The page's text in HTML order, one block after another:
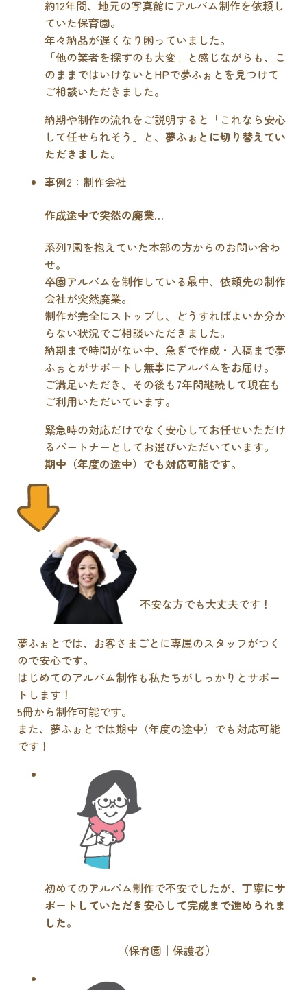
約12年間、地元の写真館にアルバム制作を依頼し
ていた保育園。
年々納品が遅くなり困っていました。
「他の業者を探すのも大変」と感じながらも、こ
のままではいけないとHPで夢ふぉとを見つけて
ご相談いただきました。
納期や制作の流れをご説明すると「これなら安心
して任せられそう」と、夢ふぉとに切り替えてい
ただきました。
事例2：制作会社
作成途中で突然の廃業…
系列7園を抱えていた本部の方からのお問い合わ
せ。
卒園アルバムを制作している最中、依頼先の制作
会社が突然廃業。
制作が完全にストップし、どうすればよいか分か
らない状況でご相談いただきました。
納期まで時間がない中、急ぎで作成・入稿まで夢
ふぉとがサポートし無事にアルバムをお届け。
ご満足いただき、その後も7年間継続して現在も
ご利用いただいています。
緊急時の対応だけでなく安心してお任せいただけ
るパートナーとしてお選びいただいています。
期中（年度の途中）でも対応可能です。
不安な方でも大丈夫です！
夢ふぉとでは、お客さまごとに専属のスタッフがつく
ので安心です。
はじめてのアルバム制作も私たちがしっかりとサポー
トします！
5冊から制作可能です。
また、夢ふぉとでは期中（年度の途中）でも対応可能
です！
初めてのアルバム制作で不安でしたが、丁寧にサ
ポートしていただき安心して完成まで進められま
した。
（保育園｜保護者）